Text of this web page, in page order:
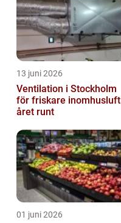
13 juni 2026
Ventilation i Stockholm
för friskare inomhusluft
året runt
01 juni 2026